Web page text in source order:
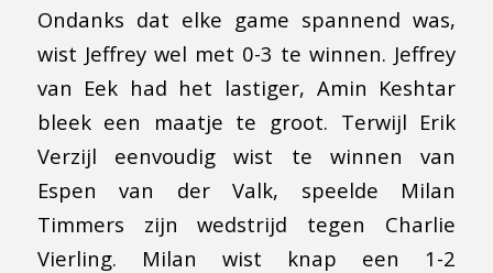
Ondanks dat elke game spannend was,
wist Jeffrey wel met 0-3 te winnen. Jeffrey
van Eek had het lastiger, Amin Keshtar
bleek een maatje te groot. Terwijl Erik
Verzijl eenvoudig wist te winnen van
Espen van der Valk, speelde Milan
Timmers zijn wedstrijd tegen Charlie
Vierling. Milan wist knap een 1-2